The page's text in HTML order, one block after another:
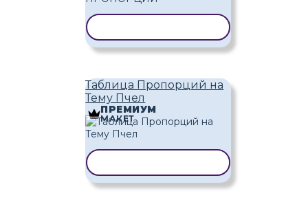
Таблица Пропорций на
Тему Пчел
ПРЕМИУМ
МАКЕТ